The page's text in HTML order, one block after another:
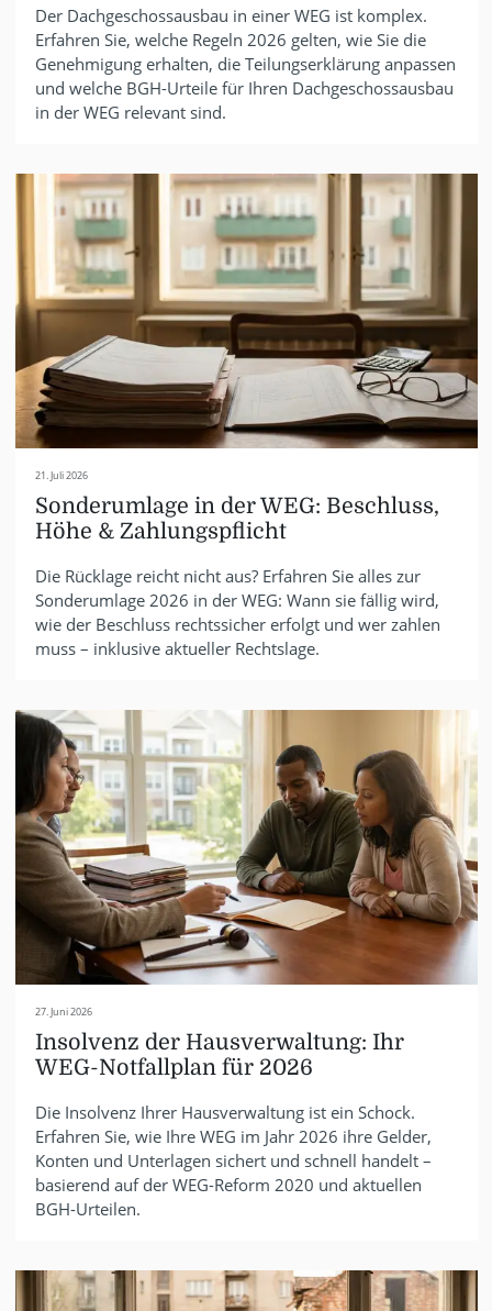
Der Dachgeschossausbau in einer WEG ist komplex.
Erfahren Sie, welche Regeln 2026 gelten, wie Sie die
Genehmigung erhalten, die Teilungserklärung anpassen
und welche BGH-Urteile für Ihren Dachgeschossausbau
in der WEG relevant sind.
21. Juli 2026
Sonderumlage in der WEG: Beschluss,
Höhe & Zahlungspflicht
Die Rücklage reicht nicht aus? Erfahren Sie alles zur
Sonderumlage 2026 in der WEG: Wann sie fällig wird,
wie der Beschluss rechtssicher erfolgt und wer zahlen
muss – inklusive aktueller Rechtslage.
27. Juni 2026
Insolvenz der Hausverwaltung: Ihr
WEG-Notfallplan für 2026
Die Insolvenz Ihrer Hausverwaltung ist ein Schock.
Erfahren Sie, wie Ihre WEG im Jahr 2026 ihre Gelder,
Konten und Unterlagen sichert und schnell handelt –
basierend auf der WEG-Reform 2020 und aktuellen
BGH-Urteilen.